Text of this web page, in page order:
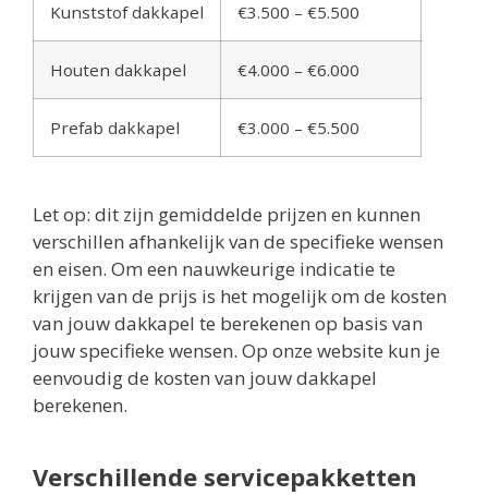
Kunststof dakkapel €3.500 – €5.500
Houten dakkapel €4.000 – €6.000
Prefab dakkapel €3.000 – €5.500
Let op: dit zijn gemiddelde prijzen en kunnen
verschillen afhankelijk van de specifieke wensen
en eisen. Om een nauwkeurige indicatie te
krijgen van de prijs is het mogelijk om de kosten
van jouw dakkapel te berekenen op basis van
jouw specifieke wensen. Op onze website kun je
eenvoudig de kosten van jouw dakkapel
berekenen.
Verschillende servicepakketten